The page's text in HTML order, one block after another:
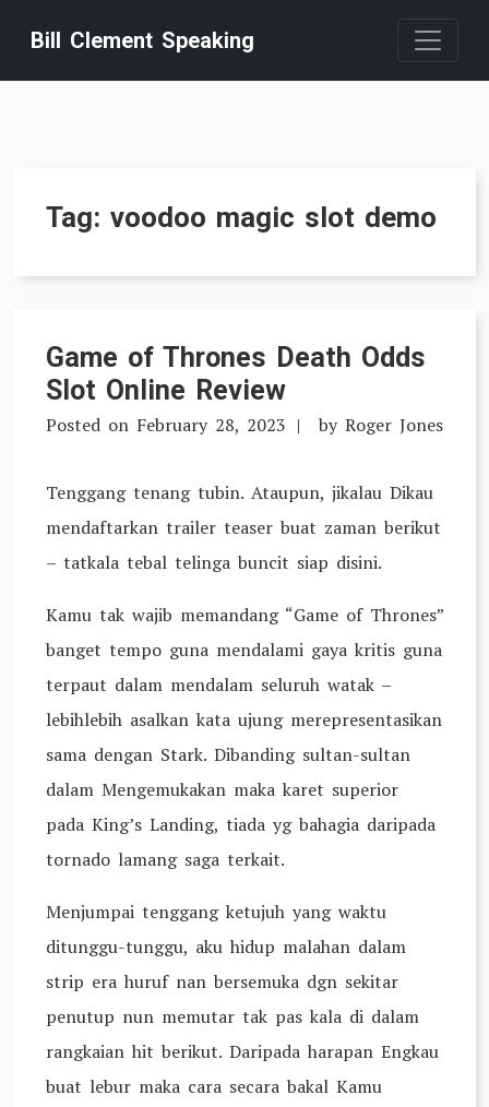
content
Bill Clement Speaking
Tag: voodoo magic slot demo
Game of Thrones Death Odds
Slot Online Review
Posted on February 28, 2023 by Roger Jones
Tenggang tenang tubin. Ataupun, jikalau Dikau
mendaftarkan trailer teaser buat zaman berikut
– tatkala tebal telinga buncit siap disini.
Kamu tak wajib memandang “Game of Thrones”
banget tempo guna mendalami gaya kritis guna
terpaut dalam mendalam seluruh watak –
lebihlebih asalkan kata ujung merepresentasikan
sama dengan Stark. Dibanding sultan-sultan
dalam Mengemukakan maka karet superior
pada King’s Landing, tiada yg bahagia daripada
tornado lamang saga terkait.
Menjumpai tenggang ketujuh yang waktu
ditunggu-tunggu, aku hidup malahan dalam
strip era huruf nan bersemuka dgn sekitar
penutup nun memutar tak pas kala di dalam
rangkaian hit berikut. Daripada harapan Engkau
buat lebur maka cara secara bakal Kamu